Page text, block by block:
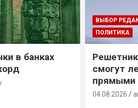
в банках
ВЫБОР
ПОЛИТИКА
смогут
прямыми
04.08.2026